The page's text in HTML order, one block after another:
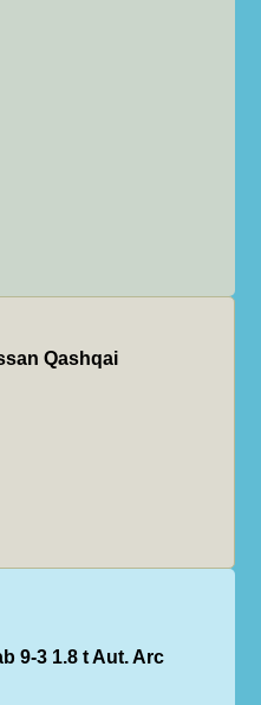
Qashqai
9-3 1.8 t Aut. Arc